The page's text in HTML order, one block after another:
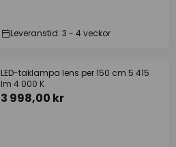
Leveranstid: 3 - 4 veckor
LED-taklampa lens per 150 cm 5 415
lm 4 000 K
3 998,00 kr